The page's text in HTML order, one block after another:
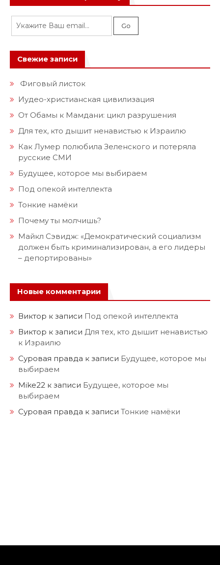
Свежие записи
Фиговый листок
Иудео-христианская цивилизация
От Обамы к Мамдани: цикл разрушения
Для тех, кто дышит ненавистью к Израилю
Как Лумер полюбила Зеленского и потеряла
русские СМИ
Будущее, которое мы выбираем
Под опекой интеллекта
Тонкие намёки
Почему ты молчишь?
Майкл Сэвидж: «Демократический социализм
должен быть криминализирован, а его лидеры
– депортированы»
Новые комментарии
Виктор к записи Под опекой интеллекта
Виктор к записи Для тех, кто дышит ненавистью
к Израилю
Суровая правда к записи Будущее, которое мы
выбираем
Mike22 к записи Будущее, которое мы
выбираем
Суровая правда к записи Тонкие намёки